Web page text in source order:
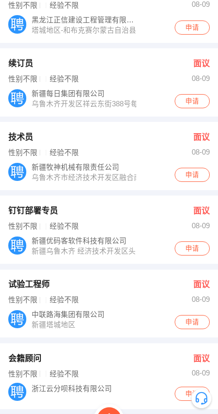
性别不限 经验不限
08-09
黑龙江正信建设工程管理有限公司
塔城地区-和布克赛尔蒙古自治县
申请
续订员 面议
性别不限 经验不限
08-09
新疆每日集团有限公司
乌鲁木齐开发区祥云东街388号每日每夜总部基地申请
技术员 面议
性别不限 经验不限
08-09
新疆牧神机械有限责任公司
乌鲁木齐市经济技术开发区融合南路661号
申请
钉钉部署专员 面议
性别不限 经验不限
08-09
新疆优码客软件科技有限公司
新疆乌鲁木齐 经济技术开发区头屯河区喀纳斯湖北路455
申请
试验工程师 面议
性别不限 经验不限
08-09
中联路海集团有限公司
新疆塔城地区
申请
会籍顾问 面议
性别不限 经验不限
08-09
浙江云分呗科技有限公司
申请